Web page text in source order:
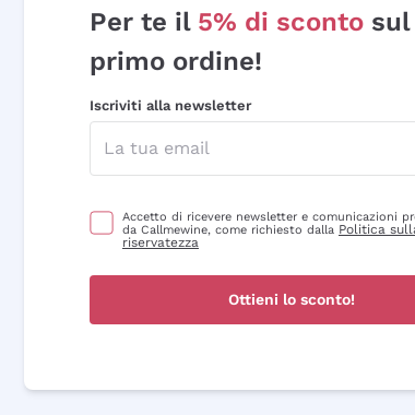
Per te il 5% di sconto
primo ordine!
Iscriviti alla newsletter
Accetto di ricevere newsletter e comunicazioni
da Callmewine, come richiesto dalla Politica
riservatezza
Ottieni lo sconto!